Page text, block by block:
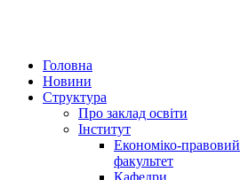
Головна
Новини
Структура
Про заклад освіти
Інститут
Економіко-правовий
факультет
Кафедри